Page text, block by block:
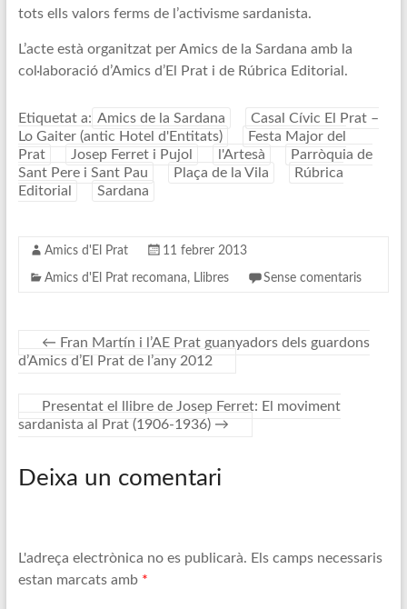
tots ells valors ferms de l’activisme sardanista.
L’acte està organitzat per Amics de la Sardana amb la
col·laboració d’Amics d’El Prat i de Rúbrica Editorial.
Etiquetat a: Amics de la Sardana
Casal Cívic El Prat –
Lo Gaiter (antic Hotel d'Entitats)
Festa Major del
Prat
Josep Ferret i Pujol l'Artesà
Parròquia de
Sant Pere i Sant Pau
Plaça de la Vila
Rúbrica
Editorial
Sardana
Amics d'El Prat 11 febrer 2013
Amics d'El Prat recomana, Llibres Sense comentaris
← Fran Martín i l’AE Prat guanyadors dels guardons
d’Amics d’El Prat de l’any 2012
Presentat el llibre de Josep Ferret: El moviment
sardanista al Prat (1906-1936) →
Deixa un comentari
L'adreça electrònica no es publicarà. Els camps necessaris
estan marcats amb *